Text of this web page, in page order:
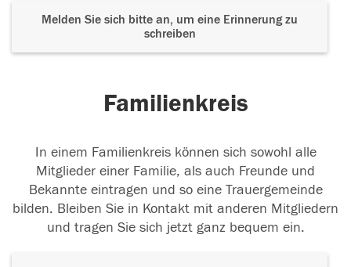
Melden Sie sich bitte an, um eine Erinnerung zu
schreiben
Familienkreis
In einem Familienkreis können sich sowohl alle
Mitglieder einer Familie, als auch Freunde und
Bekannte eintragen und so eine Trauergemeinde
bilden. Bleiben Sie in Kontakt mit anderen Mitgliedern
und tragen Sie sich jetzt ganz bequem ein.